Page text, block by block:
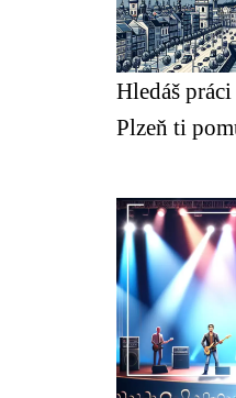
Hledáš
Plzeň ti